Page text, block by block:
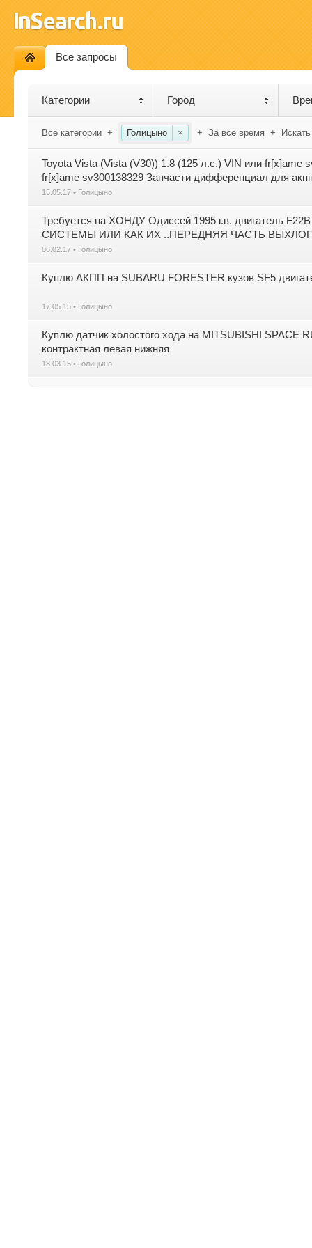
Все запросы
Категории Город
Все категории + Голицыно × + За все время +
Toyota Vista (Vista (V30)) 1.8 (125 л.с.) VIN или fr[x]ame
fr[x]ame sv300138329 Запчасти дифференциал для
15.05.17 • Голицыно
Требуется на ХОНДУ Одиссей 1995 г.в. двигатель
СИСТЕМЫ ИЛИ КАК ИХ ..ПЕРЕДНЯЯ ЧАСТЬ
06.02.17 • Голицыно
Куплю АКПП на SUBARU FORESTER кузов SF5
17.05.15 • Голицыно
Куплю датчик холостого хода на MITSUBISHI SPACE
контрактная левая нижняя
18.03.15 • Голицыно